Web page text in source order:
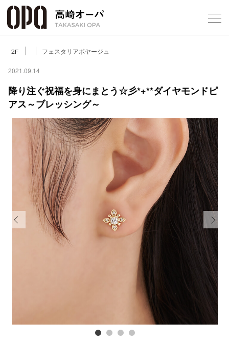
2F フェスタリアボヤージュ
2021.09.14
降り注ぐ祝福を身にまとう☆彡*+**ダイヤモンドピ
アス～ブレッシング～
Next
フロア
ショッ
レスト
施設案内
アクセ
スタッ
電話で
公式SNS
企業情報